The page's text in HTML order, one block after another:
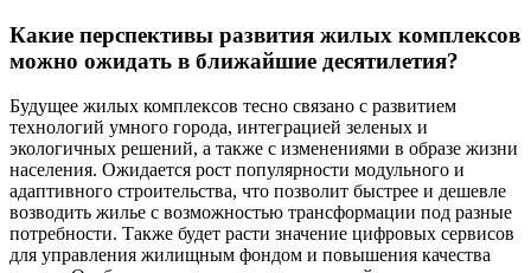
Какие перспективы развития жилых комплексов
можно ожидать в ближайшие десятилетия?
Будущее жилых комплексов тесно связано с развитием
технологий умного города, интеграцией зеленых и
экологичных решений, а также с изменениями в образе жизни
населения. Ожидается рост популярности модульного и
адаптивного строительства, что позволит быстрее и дешевле
возводить жилье с возможностью трансформации под разные
потребности. Также будет расти значение цифровых сервисов
для управления жилищным фондом и повышения качества